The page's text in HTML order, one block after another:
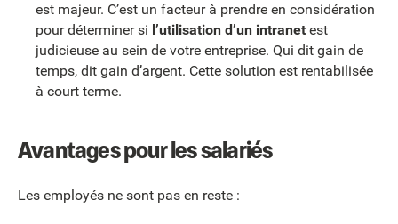
est majeur. C’est un facteur à prendre en considération
pour déterminer si l’utilisation d’un intranetest
judicieuse au sein de votre entreprise. Qui dit gain de
temps, dit gain d’argent. Cette solution est rentabilisée
à court terme.
Avantages pour les salariés
Les employés ne sont pas en reste :